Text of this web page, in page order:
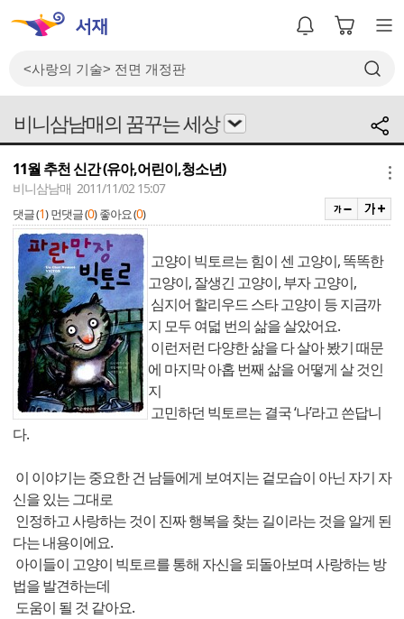
비니삼남매의 꿈꾸는 세상
11월 추천 신간 (유아,어린이,청소년)
비니삼남매 2011/11/02 15:07
댓글 (1) 먼댓글 (0) 좋아요 (0)
고양이 빅토르는 힘이 센 고양이, 똑똑한
고양이, 잘생긴 고양이, 부자 고양이,
심지어 할리우드 스타 고양이 등 지금까
지 모두 여덟 번의 삶을 살았어요.
이런저런 다양한 삶을 다 살아 봤기 때문
에 마지막 아홉 번째 삶을 어떻게 살 것인
지
고민하던 빅토르는 결국 ‘나’라고 쓴답니
다.
이 이야기는 중요한 건 남들에게 보여지는 겉모습이 아닌 자기 자
신을 있는 그대로
인정하고 사랑하는 것이 진짜 행복을 찾는 길이라는 것을 알게 된
다는 내용이에요.
아이들이 고양이 빅토르를 통해 자신을 되돌아보며 사랑하는 방
법을 발견하는데
도움이 될 것 같아요.